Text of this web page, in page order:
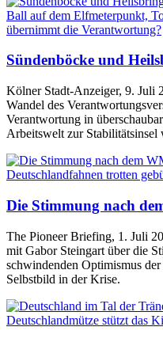
Sündenböcke und
Kölner Stadt-Anzeiger, 9. Juli
Wandel des
Verantwortung in
Arbeitswelt zur Stabilitätsinsel
Die Stimmung nach
The Pioneer Briefing, 1. Juli
mit Gabor Steingart über die
schwindenden Optimismus
Selbstbild in der Krise.